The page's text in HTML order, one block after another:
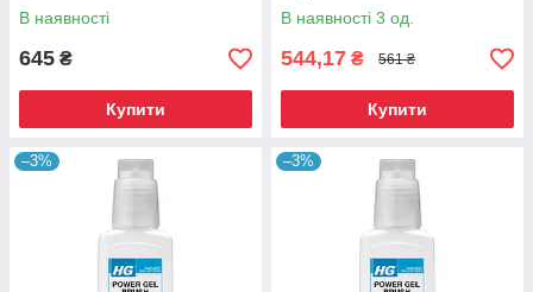
В наявності
645 ₴
Купити
В наявності 3 од.
544,17 ₴ 561 ₴
Купити
–3% –3%